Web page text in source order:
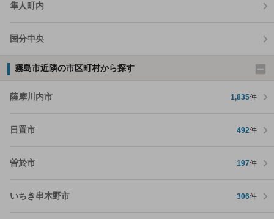
隼人町内
国分中央
霧島市近隣の市区町村から探す
薩摩川内市 1,835件
日置市 492件
曽於市 197件
いちき串木野市 306件